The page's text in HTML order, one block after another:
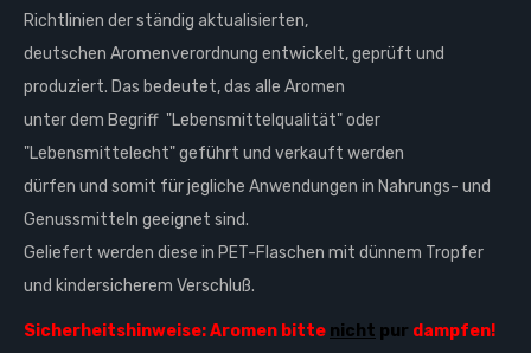
Richtlinien der ständig aktualisierten,
deutschen Aromenverordnung entwickelt, geprüft und
produziert. Das bedeutet, das alle Aromen
unter dem Begriff "Lebensmittelqualität" oder
"Lebensmittelecht" geführt und verkauft werden
dürfen und somit für jegliche Anwendungen in Nahrungs- und
Genussmitteln geeignet sind.
Geliefert werden diese in PET-Flaschen mit dünnem Tropfer
und kindersicherem Verschluß.
Sicherheitshinweise: Aromen bitte nicht pur dampfen!